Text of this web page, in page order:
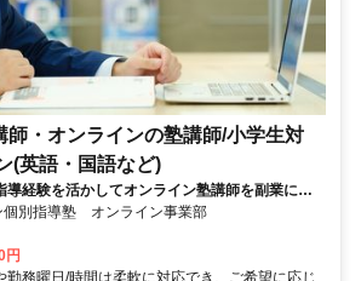
師・オンラインの塾講師/小学生対
(英語・国語など)
導経験を活かしてオンライン塾講師を副業に！
個別指導塾 オンライン事業部
円
勤務曜日/時間は柔軟に対応でき、ご希望に応じ